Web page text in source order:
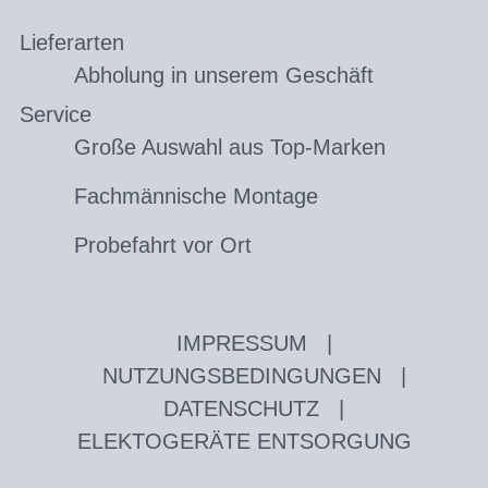
Lieferarten
Abholung in unserem Geschäft
Service
Große Auswahl aus Top-Marken
Fachmännische Montage
Probefahrt vor Ort
IMPRESSUM
NUTZUNGSBEDINGUNGEN
DATENSCHUTZ
ELEKTOGERÄTE ENTSORGUNG